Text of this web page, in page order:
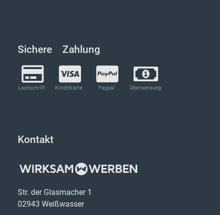
Sichere Zahlung
Lastschrift Kreditkarte Paypal Überweisung
Kontakt
Str. der Glasmacher 1
02943 Weißwasser